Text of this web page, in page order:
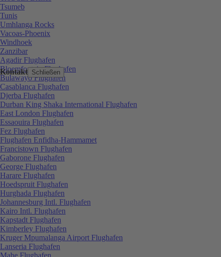
Kontakt Schließen
Tsumeb
Tunis
Umhlanga Rocks
Vacoas-Phoenix
Windhoek
Zanzibar
Agadir Flughafen
Bloemfontein Flughafen
Bulawayo Flughafen
Casablanca Flughafen
Djerba Flughafen
Durban King Shaka International Flughafen
East London Flughafen
Essaouira Flughafen
Fez Flughafen
Flughafen Enfidha-Hammamet
Francistown Flughafen
Gaborone Flughafen
George Flughafen
Harare Flughafen
Hoedspruit Flughafen
Hurghada Flughafen
Johannesburg Intl. Flughafen
Kairo Intl. Flughafen
Kapstadt Flughafen
Kimberley Flughafen
Kruger Mpumalanga Airport Flughafen
Lanseria Flughafen
Mahe Flughafen